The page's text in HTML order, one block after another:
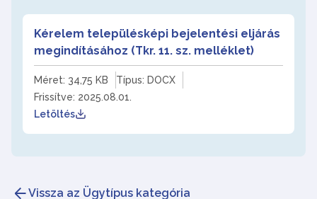
Kérelem településképi bejelentési eljárás
megindításához (Tkr. 11. sz. melléklet)
Méret: 34,75 KB
Típus: DOCX
Frissítve: 2025.08.01.
Letöltés
Vissza az Ügytípus kategória